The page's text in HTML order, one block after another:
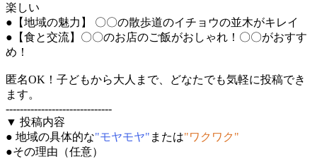
楽しい
●【地域の魅力】 〇〇の散歩道のイチョウの並木がキレイ
●【食と交流】〇〇のお店のご飯がおしゃれ！〇〇がおすす
め！
匿名OK！子どもから大人まで、どなたでも気軽に投稿でき
ます。
------------------------------
▼ 投稿内容
● 地域の具体的な"モヤモヤ" または"ワクワク"
●その理由（任意）